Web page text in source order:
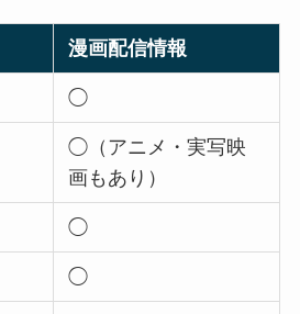
漫画配信情報
◯
◯（アニメ・実写映
画もあり）
◯
◯